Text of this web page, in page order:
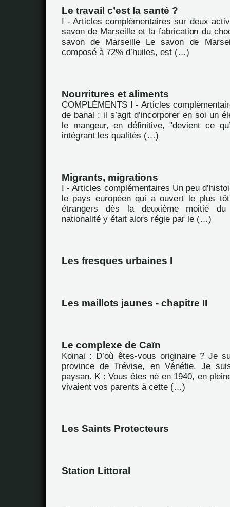
Le travail c’est la santé ?
I - Articles complémentaires sur deux
savon de Marseille et la fabrication du
savon de Marseille Le savon de
composé à 72% d’huiles, est (…)
Nourritures et aliments
COMPLÉMENTS I - Articles
de banal : il s’agit d’incorporer en soi un
le mangeur, en définitive, "devient ce
intégrant les qualités (…)
Migrants, migrations
I - Articles complémentaires Un peu
le pays européen qui a ouvert le plus
étrangers dès la deuxième moitié
nationalité y était alors régie par le (…)
Les fresques urbaines I
Les maillots jaunes - chapitre II
Le complexe de Caïn
Koinai : D’où êtes-vous originaire ? Je
province de Trévise, en Vénétie. Je
paysan. K : Vous êtes né en 1940, en
vivaient vos parents à cette (…)
Les Saints Protecteurs
Station Littoral